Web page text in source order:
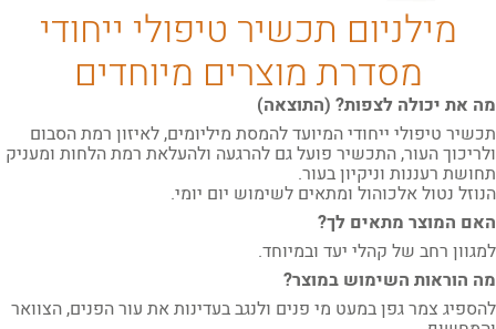
מילניום תכשיר טיפולי ייחודי
מסדרת מוצרים מיוחדים
מה את יכולה לצפות? (התוצאה)
תכשיר טיפולי ייחודי המיועד להמסת מיליומים, לאיזון רמת הסבום
ולריכוך העור, התכשיר פועל גם להרגעה ולהעלאת רמת הלחות ומעניק
תחושת רעננות וניקיון בעור.
הנוזל נטול אלכוהול ומתאים לשימוש יום יומי.
האם המוצר מתאים לך?
למגוון רחב של קהלי יעד ובמיוחד.
מה הוראות השימוש במוצר?
להספיג צמר גפן במעט מי פנים ולנגב בעדינות את עור הפנים, הצוואר